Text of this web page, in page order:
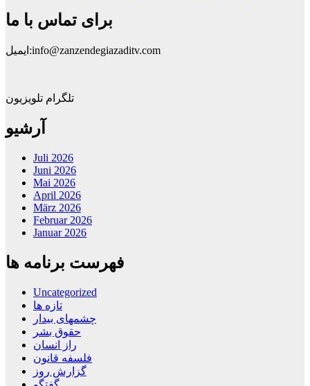
برای تماس با ما
ایمیل:info@zanzendegiazaditv.com
تلگرام تلویزیون
آرشیو
Juli 2026
Juni 2026
Mai 2026
April 2026
März 2026
Februar 2026
Januar 2026
فهرست برنامه ها
Uncategorized
تازه ها
چشمهای بیدار
حقوق بشر
راز انسان
فلسفه قانون
گزارش روز